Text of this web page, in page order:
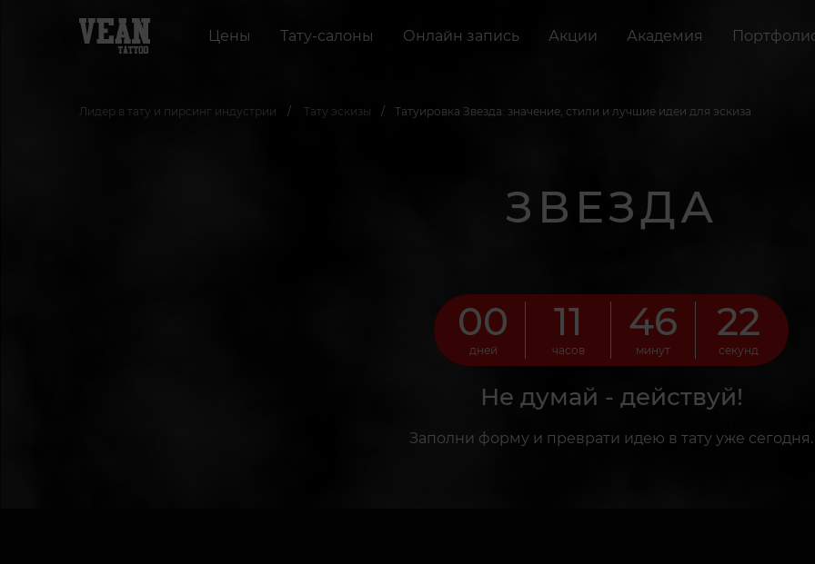
Цены Тату-салоны Онлайн запись Акции Академия
Лидер в тату и пирсинг индустрии Тату эскизы Татуировка Звезда: значение, стили и лучшие идеи для эскиза
ЗВЕЗДА
00
дней
11
часов
46
минут
20
секунд
Не думай - действуй!
Заполни форму и преврати идею в тату уже сегодня.